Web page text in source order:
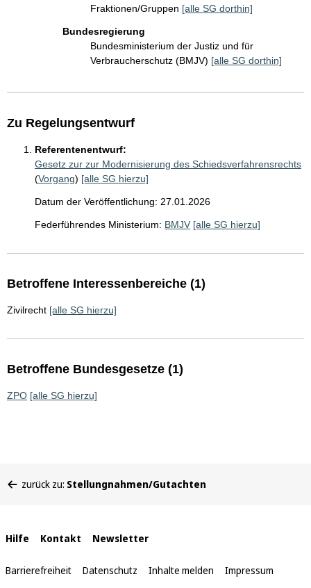
Fraktionen/Gruppen [alle SG dorthin]
Bundesregierung
Bundesministerium der Justiz und für
Verbraucherschutz (BMJV) [alle SG dorthin]
Zu Regelungsentwurf
Referentenentwurf:
Gesetz zur zur Modernisierung des Schiedsverfahrensrechts
(Vorgang) [alle SG hierzu]
Datum der Veröffentlichung: 27.01.2026
Federführendes Ministerium: BMJV [alle SG hierzu]
Betroffene Interessenbereiche (1)
Zivilrecht [alle SG hierzu]
Betroffene Bundesgesetze (1)
ZPO [alle SG hierzu]
befinden
zurück zu: Stellungnahmen/Gutachten
Interne
Links
Hilfe Kontakt Newsletter
Barrierefreiheit Datenschutz Inhalte melden Impressum